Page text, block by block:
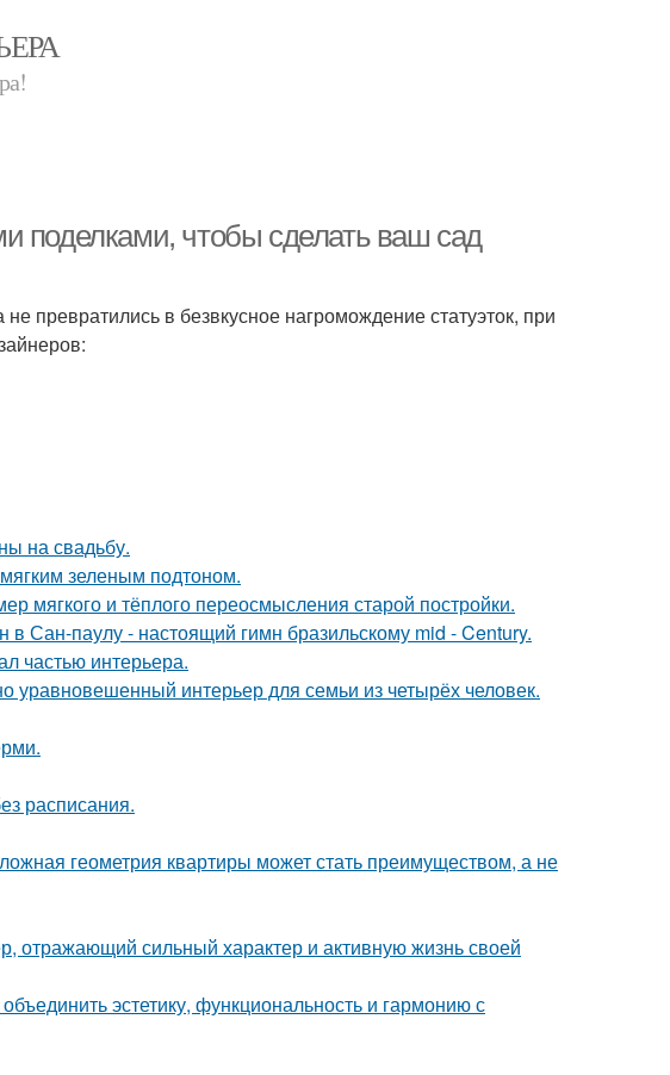
поделками, чтобы сделать ваш сад
превратились в безвкусное нагромождение статуэток, при
на свадьбу.
зеленым подтоном.
мягкого и тёплого переосмысления старой постройки.
Сан-паулу - настоящий гимн бразильскому mid - Century.
частью интерьера.
уравновешенный интерьер для семьи из четырёх человек.
расписания.
геометрия квартиры может стать преимуществом, а не
отражающий сильный характер и активную жизнь своей
эстетику, функциональность и гармонию с